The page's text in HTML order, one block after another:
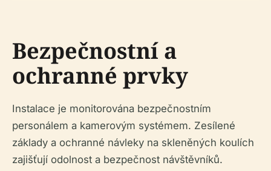
Bezpečnostní a
ochranné prvky
Instalace je monitorována bezpečnostním
personálem a kamerovým systémem. Zesílené
základy a ochranné návleky na skleněných koulích
zajišťují odolnost a bezpečnost návštěvníků.